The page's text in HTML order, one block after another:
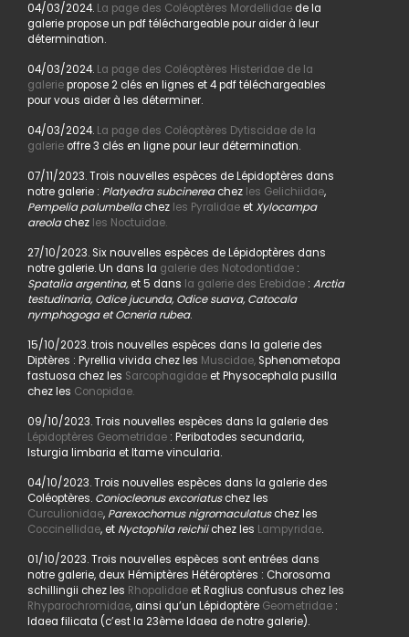
04/03/2024. La page des Coléoptères Mordellidaede la
galerie propose un pdf téléchargeable pour aider à leur
détermination.
04/03/2024. La page des Coléoptères Histeridae de la
galeriepropose 2 clés en lignes et 4 pdf téléchargeables
pour vous aider à les déterminer.
04/03/2024. La page des Coléoptères Dytiscidae de la
galerieoffre 3 clés en ligne pour leur détermination.
07/11/2023. Trois nouvelles espèces de Lépidoptères dans
notre galerie : Platyedra subcinereachez les Gelichiidae,
Pempelia palumbellachez les PyralidaeetXylocampa
areolachez les Noctuidae.
27/10/2023. Six nouvelles espèces de Lépidoptères dans
notre galerie. Un dans la galerie des Notodontidae:
Spatalia argentina, et 5 dans la galerie des Erebidae: Arctia
testudinaria, Odice jucunda, Odice suava, Catocala
nymphogoga et Ocneria rubea.
15/10/2023. trois nouvelles espèces dans la galerie des
Diptères : Pyrellia vivida chez les Muscidae,Sphenometopa
fastuosa chez les Sarcophagidaeet Physocephala pusilla
chez les Conopidae.
09/10/2023. Trois nouvelles espèces dans la galerie des
Lépidoptères Geometridae: Peribatodes secundaria,
Isturgia limbaria et Itame vincularia.
04/10/2023. Trois nouvelles espèces dans la galerie des
Coléoptères. Coniocleonus excoriatuschez les
Curculionidae, Parexochomus nigromaculatuschez les
Coccinellidae, et Nyctophila reichiichez les Lampyridae.
01/10/2023. Trois nouvelles espèces sont entrées dans
notre galerie, deux Hémiptères Hétéroptères : Chorosoma
schillingii chez les Rhopalidaeet Raglius confusus chez les
Rhyparochromidae, ainsi qu’un Lépidoptère Geometridae:
Idaea filicata (c’est la 23ème Idaea de notre galerie).